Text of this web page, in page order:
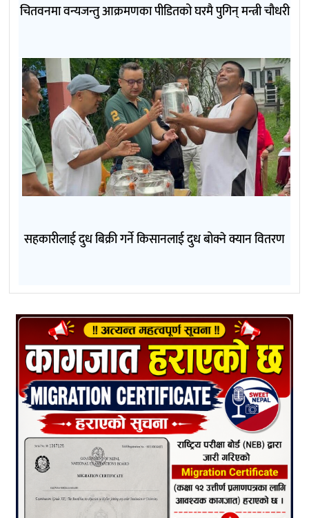
चितवनमा वन्यजन्तु आक्रमणका पीडितको घरमै पुगिन् मन्त्री चौधरी
सहकारीलाई दुध बिक्री गर्ने किसानलाई दुध बोक्ने क्यान वितरण